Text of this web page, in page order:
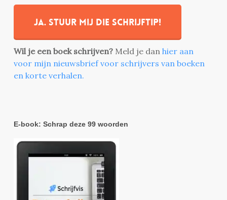
Ja. stuur mij die schrijftip!
Wil je een boek schrijven? Meld je dan hier aan
voor mijn nieuwsbrief voor schrijvers van boeken
en korte verhalen.
E-book: Schrap deze 99 woorden